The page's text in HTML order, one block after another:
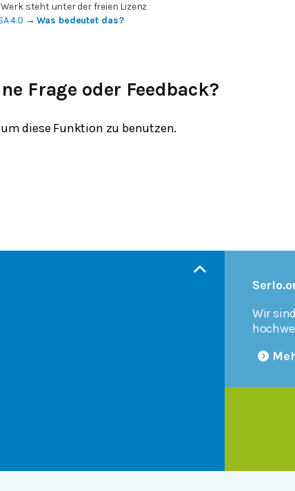
steht unter der freien Lizenz
4.0 →Was bedeutet das?
Frage oder Feedback?
um diese Funktion zu benutzen.
Wir